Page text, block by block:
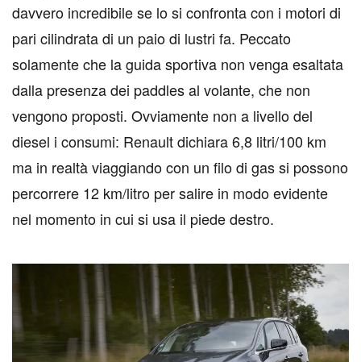
davvero incredibile se lo si confronta con i motori di
pari cilindrata di un paio di lustri fa. Peccato
solamente che la guida sportiva non venga esaltata
dalla presenza dei paddles al volante, che non
vengono proposti. Ovviamente non a livello del
diesel i consumi: Renault dichiara 6,8 litri/100 km
ma in realtà viaggiando con un filo di gas si possono
percorrere 12 km/litro per salire in modo evidente
nel momento in cui si usa il piede destro.